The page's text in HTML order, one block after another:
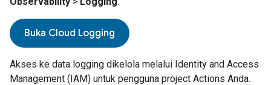
Buka Cloud Logging
Akses ke data logging dikelola melalui Identity and Access
Management (IAM) untuk pengguna project Actions Anda.